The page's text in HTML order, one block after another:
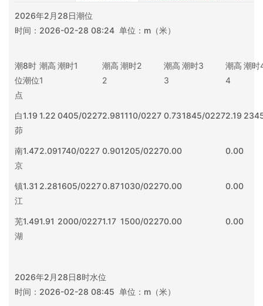
2026年2月28日潮位
时间：2026-02-28 08:24 单位：m（米）
潮
位
点
8时
潮位
潮高
1
潮时1
潮高
2
潮时2
潮高
3
潮时3
潮高
4
潮时
白
茆
1.19 1.22 0405/02272.981110/0227 0.731845/02272.19
南
京
1.472.091740/0227 0.901205/02270.00 0.00
镇
江
1.31 2.281605/02270.871030/02270.00 0.00
芜
湖
1.491.91 2000/02271.17 1500/02270.00 0.00
2026年2月28日8时水位
时间：2026-02-28 08:45 单位：m（米）